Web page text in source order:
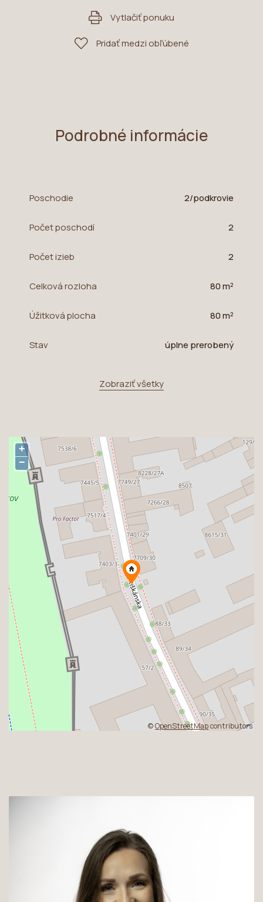
Vytlačiť ponuku
Pridať medzi obľúbené
Podrobné informácie
Poschodie 2/podkrovie
Počet poschodí 2
Počet izieb 2
Celková rozloha 80 m²
Úžitková plocha 80 m²
Stav úplne prerobený
Zobraziť všetky
+
−
©OpenStreetMapcontributors